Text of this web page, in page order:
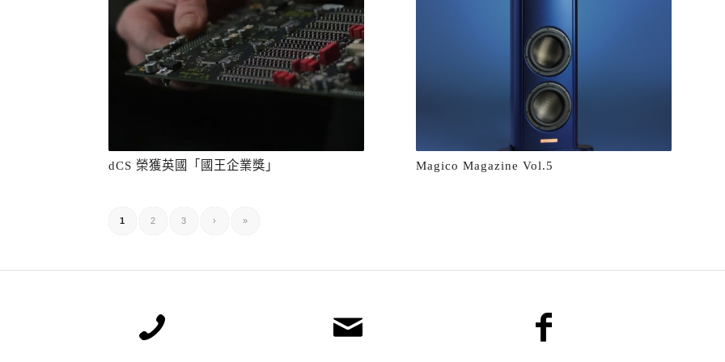
dCS 榮獲英國「國王企業獎」 Magico Magazine Vol.5
1 2 3 › »